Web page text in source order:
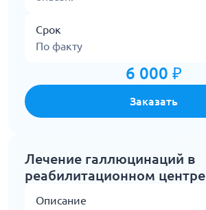
Срок
По факту
6 000 ₽
Заказать
Лечение галлюцинаций в
реабилитационном центре
Описание